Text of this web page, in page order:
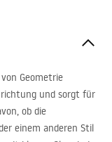
Geometrie
und sorgt für
ob die
einem anderen Stil